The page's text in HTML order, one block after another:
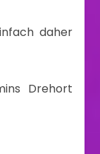
daher
Drehort